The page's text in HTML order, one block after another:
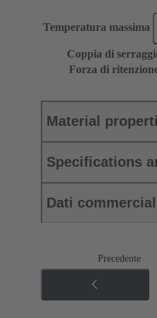
Temperatura massima
Coppia di
Forza di
Material
Specifications
Dati
Precedente